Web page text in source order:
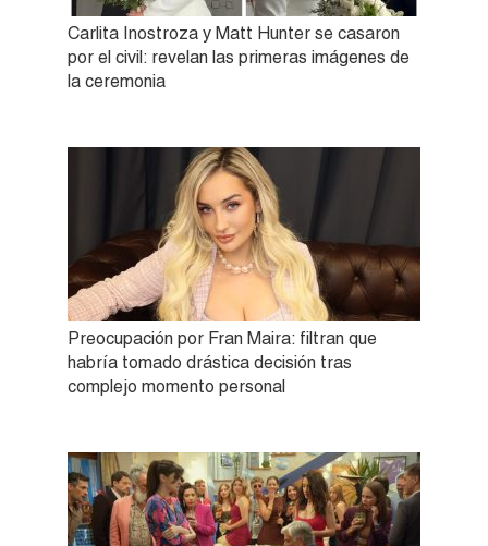
Carlita Inostroza y Matt Hunter se casaron
por el civil: revelan las primeras imágenes de
la ceremonia
Preocupación por Fran Maira: filtran que
habría tomado drástica decisión tras
complejo momento personal